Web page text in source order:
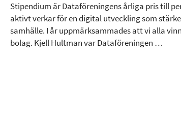
Stipendium är Dataföreningens årliga pris till
aktivt verkar för en digital utveckling som
samhälle. I år uppmärksammades att vi alla
bolag. Kjell Hultman var Dataföreningen …